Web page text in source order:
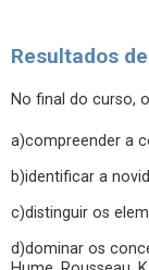
Resultados
No final do curso,
a)compreender a
b)identificar a
c)distinguir os
d)dominar os